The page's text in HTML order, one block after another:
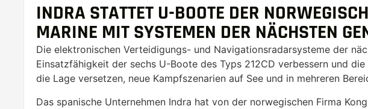
INDRA STATTET U-BOOTE DER
MARINE MIT SYSTEMEN DER NÄCHSTEN
Die elektronischen Verteidigungs- und Navigationsradarsysteme der
Einsatzfähigkeit der sechs U-Boote des Typs 212CD verbessern und
die Lage versetzen, neue Kampfszenarien auf See und in mehreren
Das spanische Unternehmen Indra hat von der norwegischen Firma